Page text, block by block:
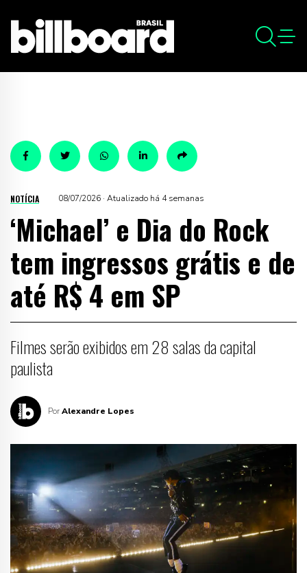
NOTÍCIA 08/07/2026 · Atualizado há 4 semanas
‘Michael’ e Dia do Rock
tem ingressos grátis e de
até R$ 4 em SP
Filmes serão exibidos em 28 salas da capital
paulista
PorAlexandre Lopes